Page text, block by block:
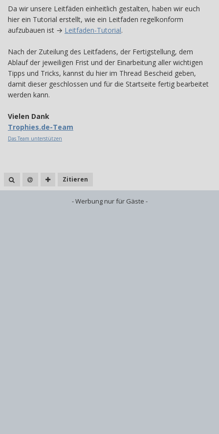
Da wir unsere Leitfäden einheitlich gestalten, haben wir euch
hier ein Tutorial erstellt, wie ein Leitfaden regelkonform
aufzubauen ist → Leitfaden-Tutorial.
Nach der Zuteilung des Leitfadens, der Fertigstellung, dem
Ablauf der jeweiligen Frist und der Einarbeitung aller wichtigen
Tipps und Tricks, kannst du hier im Thread Bescheid geben,
damit dieser geschlossen und für die Startseite fertig bearbeitet
werden kann.
Vielen Dank
Trophies.de-Team
Das Team unterstützen
Zitieren
- Werbung nur für Gäste -